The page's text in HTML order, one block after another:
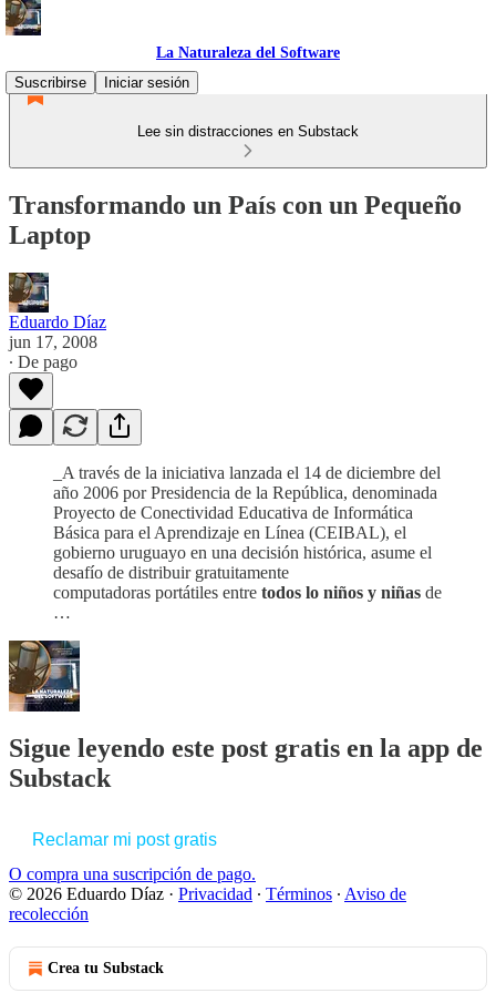
La Naturaleza del Software
Suscribirse
Iniciar sesión
Lee sin distracciones en Substack
Transformando un País con un Pequeño
Laptop
Eduardo Díaz
jun 17, 2008
∙ De pago
_A través de la iniciativa lanzada el 14 de diciembre del
año 2006 por Presidencia de la República, denominada
Proyecto de Conectividad Educativa de Informática
Básica para el Aprendizaje en Línea (CEIBAL), el
gobierno uruguayo en una decisión histórica, asume el
desafío de distribuir gratuitamente
computadoras portátiles entre todos lo niños y niñas de
…
Sigue leyendo este post gratis en la app de
Substack
Reclamar mi post gratis
O compra una suscripción de pago.
© 2026 Eduardo Díaz · Privacidad ∙ Términos ∙ Aviso de
recolección
Crea tu Substack